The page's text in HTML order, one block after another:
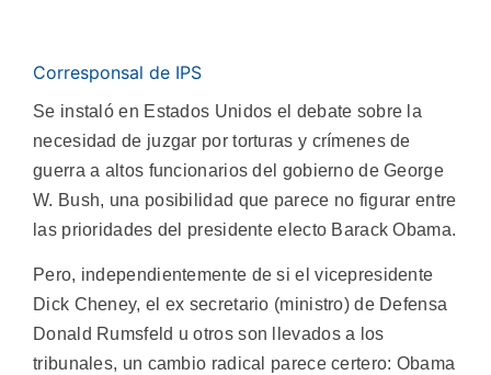
Corresponsal de IPS
Se instaló en Estados Unidos el debate sobre la
necesidad de juzgar por torturas y crímenes de
guerra a altos funcionarios del gobierno de George
W. Bush, una posibilidad que parece no figurar entre
las prioridades del presidente electo Barack Obama.
Pero, independientemente de si el vicepresidente
Dick Cheney, el ex secretario (ministro) de Defensa
Donald Rumsfeld u otros son llevados a los
tribunales, un cambio radical parece certero: Obama